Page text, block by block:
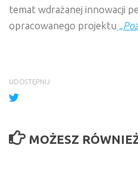
temat wdrażanej innowacji
opracowanego projektu
UDOSTĘPNIJ
MOŻESZ